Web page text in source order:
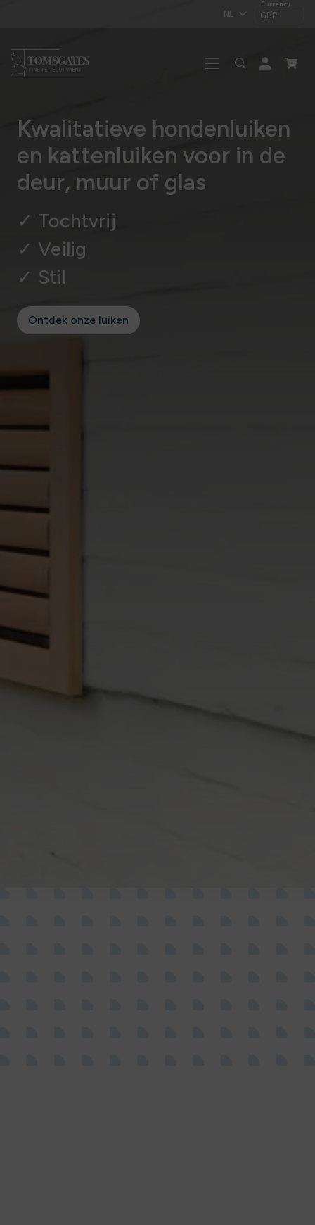
NL GBP
person
Kwalitatieve hondenluiken
en kattenluiken voor in de
deur, muur of glas
✓ Tochtvrij
✓ Veilig
✓ Stil
Ontdek onze luiken